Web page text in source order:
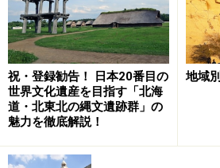
ら日帰りでも十分楽しめるのでの
いただきたい古都なのだ！
モデナ旧市街の見所1. モ
遺産）
祝・登録勧告！ 日本20番目の
世界文化遺産を目指す「北海
道・北東北の縄文遺跡群」の
魅力を徹底解説！
地域